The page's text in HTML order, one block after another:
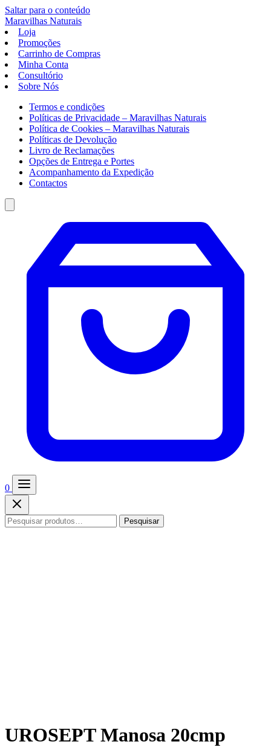
Saltar para o conteúdo
Maravilhas Naturais
Loja
Promoções
Carrinho de Compras
Minha Conta
Consultório
Sobre Nós
Termos e condições
Políticas de Privacidade – Maravilhas Naturais
Política de Cookies – Maravilhas Naturais
Políticas de Devolução
Livro de Reclamações
Opções de Entrega e Portes
Acompanhamento da Expedição
Contactos
0
Pesquisar
UROSEPT Manosa 20cmp